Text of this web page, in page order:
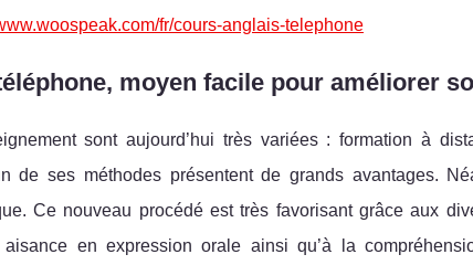
fr/cours-anglais-telephone
moyen facile pour améliorer
sont aujourd’hui très variées : formation à
de ses méthodes présentent de grands avantages.
Ce nouveau procédé est très favorisant grâce aux
en expression orale ainsi qu’à la